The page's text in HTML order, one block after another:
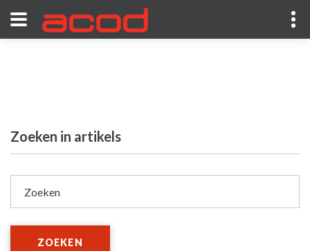
Zoeken in artikels
Zoeken
ZOEKEN